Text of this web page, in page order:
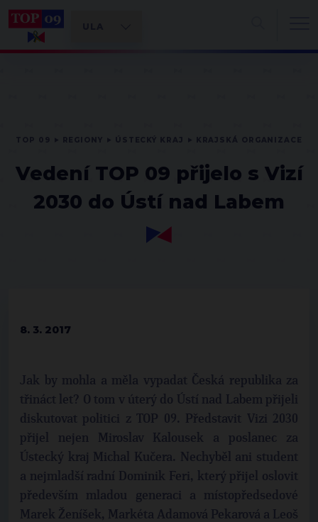
Vedení TOP 09 přijelo s Vizí
2030 do Ústí nad Labem
8. 3. 2017
Jak by mohla a měla vypadat Česká republika za
třináct let? O tom v úterý do Ústí nad Labem přijeli
diskutovat politici z TOP 09. Představit Vizi 2030
přijel nejen Miroslav Kalousek a poslanec za
Ústecký kraj Michal Kučera. Nechyběl ani student
a nejmladší radní Dominik Feri, který přijel oslovit
především mladou generaci a místopředsedové
Marek Ženíšek, Markéta Adamová Pekarová a Leoš